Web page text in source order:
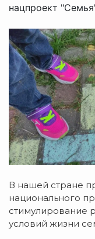
нацпроект
В нашей стране
национального
стимулирование
условий жизни